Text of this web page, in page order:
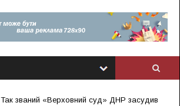
Так званий «Верховний суд» ДНР засудив